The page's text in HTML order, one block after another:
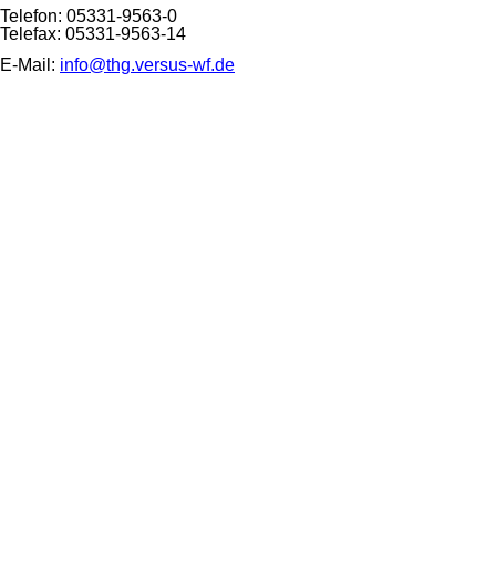
Telefon: 05331-9563-0
Telefax: 05331-9563-14
E-Mail: info@thg.versus-wf.de